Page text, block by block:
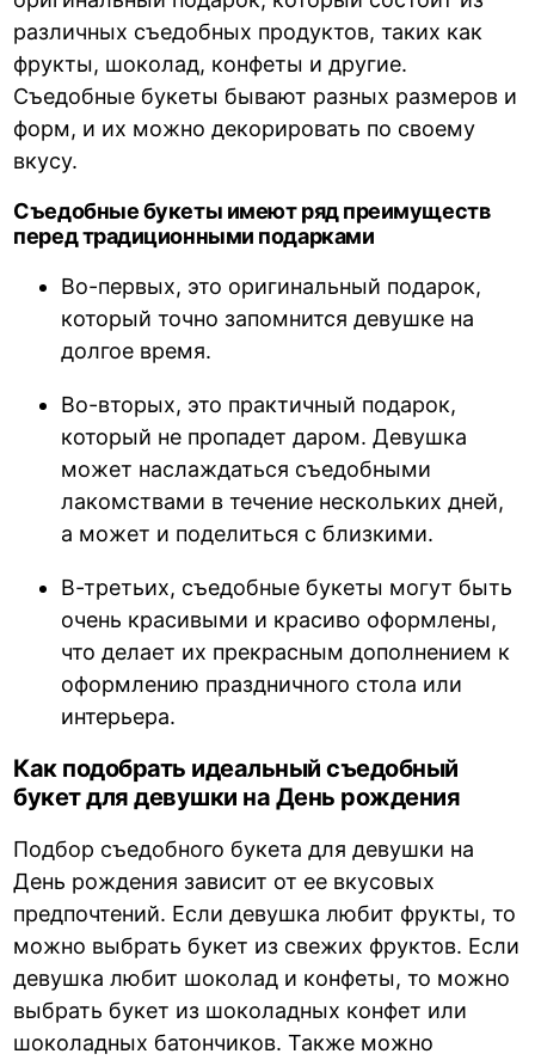
различных съедобных продуктов, таких как
фрукты, шоколад, конфеты и другие.
Съедобные букеты бывают разных размеров и
форм, и их можно декорировать по своему
вкусу.
Съедобные букеты имеют ряд преимуществ
перед традиционными подарками
Во-первых, это оригинальный подарок,
который точно запомнится девушке на
долгое время.
Во-вторых, это практичный подарок,
который не пропадет даром. Девушка
может наслаждаться съедобными
лакомствами в течение нескольких дней,
а может и поделиться с близкими.
В-третьих, съедобные букеты могут быть
очень красивыми и красиво оформлены,
что делает их прекрасным дополнением к
оформлению праздничного стола или
интерьера.
Как подобрать идеальный съедобный
букет для девушки на День рождения
Подбор съедобного букета для девушки на
День рождения зависит от ее вкусовых
предпочтений. Если девушка любит фрукты, то
можно выбрать букет из свежих фруктов. Если
девушка любит шоколад и конфеты, то можно
выбрать букет из шоколадных конфет или
шоколадных батончиков. Также можно